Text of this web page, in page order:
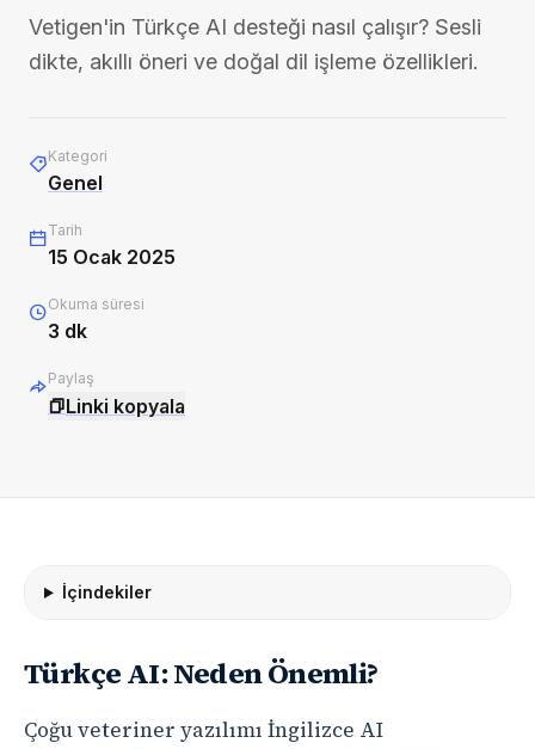
Vetigen'in Türkçe AI desteği nasıl çalışır? Sesli
dikte, akıllı öneri ve doğal dil işleme özellikleri.
Kategori
Genel
Tarih
15 Ocak 2025
Okuma süresi
3 dk
Paylaş
Linki kopyala
İçindekiler
Türkçe AI: Neden Önemli?
Çoğu veteriner yazılımı İngilizce AI